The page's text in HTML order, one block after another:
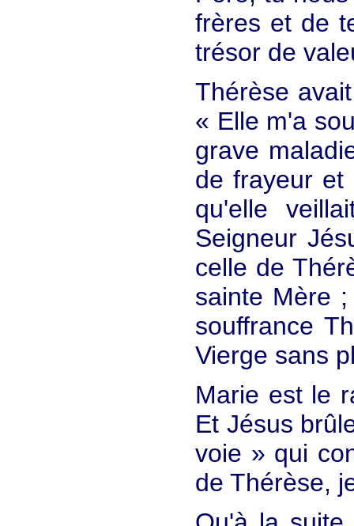
frères et de
trésor de
Thérèse
« Elle m'a
grave
de frayeur et
qu'elle
Seigneur
celle de
sainte Mère
souffrance
Vierge sans
Marie est le
Et Jésus
voie » qui
de Thérèse,